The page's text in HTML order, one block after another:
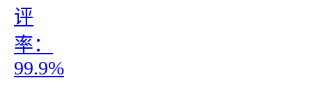
评
率：
99.9%